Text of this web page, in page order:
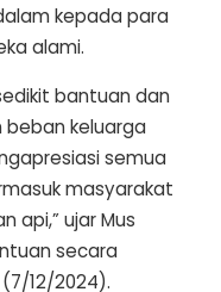
kepada para
alami.
bantuan dan
keluarga
semua
masyarakat
api,” ujar Mus
secara
12/2024).